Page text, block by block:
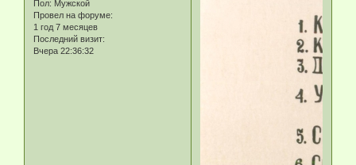
Пол: Мужской
Провел на форуме:
1 год 7 месяцев
Последний визит:
Вчера 22:36:32